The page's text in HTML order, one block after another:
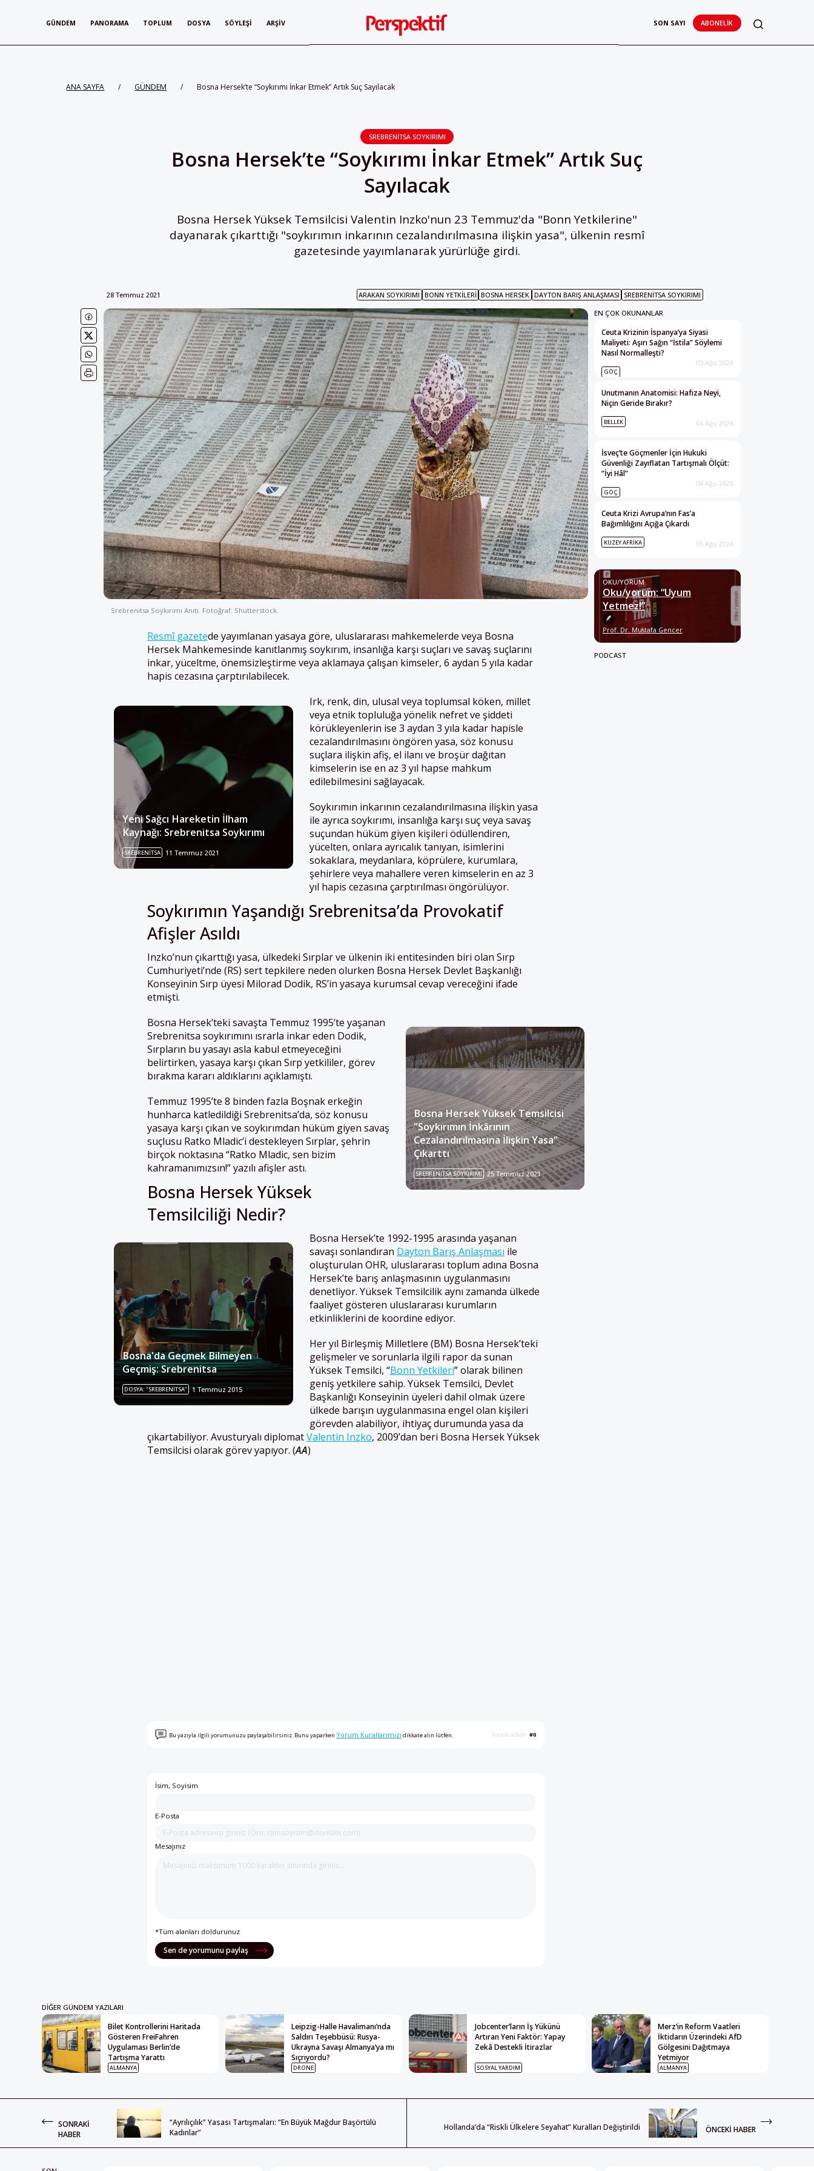
GÜNDEM PANORAMA TOPLUM DOSYA SÖYLEŞI ARŞIV SON SAYI ABONELIK
ANA SAYFA / GÜNDEM / Bosna Hersek’te “Soykırımı İnkar Etmek” Artık Suç Sayılacak
SREBRENITSA SOYKIRIMI
Bosna Hersek’te “Soykırımı İnkar Etmek” Artık Suç
Sayılacak
Bosna Hersek Yüksek Temsilcisi Valentin Inzko'nun 23 Temmuz'da "Bonn Yetkilerine"
dayanarak çıkarttığı "soykırımın inkarının cezalandırılmasına ilişkin yasa", ülkenin resmî
gazetesinde yayımlanarak yürürlüğe girdi.
28 Temmuz 2021 ARAKAN SOYKIRIMI BONN YETKILERI BOSNA HERSEK DAYTON BARIŞ ANLAŞMASI SREBRENITSA SOYKIRIMI
Srebrenitsa Soykırımı Anıtı. Fotoğraf: Shutterstock.
Resmî gazetede yayımlanan yasaya göre, uluslararası mahkemelerde veya Bosna
Hersek Mahkemesinde kanıtlanmış soykırım, insanlığa karşı suçları ve savaş suçlarını
inkar, yüceltme, önemsizleştirme veya aklamaya çalışan kimseler, 6 aydan 5 yıla kadar
hapis cezasına çarptırılabilecek.
Yeni Sağcı Hareketin İlham
Kaynağı: Srebrenitsa Soykırımı
SREBRENITSA 11 Temmuz 2021
Irk, renk, din, ulusal veya toplumsal köken, millet
veya etnik topluluğa yönelik nefret ve şiddeti
körükleyenlerin ise 3 aydan 3 yıla kadar hapisle
cezalandırılmasını öngören yasa, söz konusu
suçlara ilişkin afiş, el ilanı ve broşür dağıtan
kimselerin ise en az 3 yıl hapse mahkum
edilebilmesini sağlayacak.
Soykırımın inkarının cezalandırılmasına ilişkin yasa
ile ayrıca soykırımı, insanlığa karşı suç veya savaş
suçundan hüküm giyen kişileri ödüllendiren,
yücelten, onlara ayrıcalık tanıyan, isimlerini
sokaklara, meydanlara, köprülere, kurumlara,
şehirlere veya mahallere veren kimselerin en az 3
yıl hapis cezasına çarptırılması öngörülüyor.
Soykırımın Yaşandığı Srebrenitsa’da Provokatif
Afişler Asıldı
Inzko’nun çıkarttığı yasa, ülkedeki Sırplar ve ülkenin iki entitesinden biri olan Sırp
Cumhuriyeti’nde (RS) sert tepkilere neden olurken Bosna Hersek Devlet Başkanlığı
Konseyinin Sırp üyesi Milorad Dodik, RS’in yasaya kurumsal cevap vereceğini ifade
etmişti.
Bosna Hersek Yüksek Temsilcisi
"Soykırımın İnkârının
Cezalandırılmasına İlişkin Yasa"
Çıkarttı
SREBRENITSA SOYKIRIMI 25 Temmuz 2021
Bosna Hersek’teki savaşta Temmuz 1995’te yaşanan
Srebrenitsa soykırımını ısrarla inkar eden Dodik,
Sırpların bu yasayı asla kabul etmeyeceğini
belirtirken, yasaya karşı çıkan Sırp yetkililer, görev
bırakma kararı aldıklarını açıklamıştı.
Temmuz 1995’te 8 binden fazla Boşnak erkeğin
hunharca katledildiği Srebrenitsa’da, söz konusu
yasaya karşı çıkan ve soykırımdan hüküm giyen savaş
suçlusu Ratko Mladic’i destekleyen Sırplar, şehrin
birçok noktasına “Ratko Mladic, sen bizim
kahramanımızsın!” yazılı afişler astı.
Bosna Hersek Yüksek
Temsilciliği Nedir?
Bosna'da Geçmek Bilmeyen
Geçmiş: Srebrenitsa
DOSYA: "SREBRENITSA" 1 Temmuz 2015
Bosna Hersek’te 1992-1995 arasında yaşanan
savaşı sonlandıran Dayton Barış Anlaşmasıile
oluşturulan OHR, uluslararası toplum adına Bosna
Hersek’te barış anlaşmasının uygulanmasını
denetliyor. Yüksek Temsilcilik aynı zamanda ülkede
faaliyet gösteren uluslararası kurumların
etkinliklerini de koordine ediyor.
Her yıl Birleşmiş Milletlere (BM) Bosna Hersek’teki
gelişmeler ve sorunlarla ilgili rapor da sunan
Yüksek Temsilci, “Bonn Yetkileri” olarak bilinen
geniş yetkilere sahip. Yüksek Temsilci, Devlet
Başkanlığı Konseyinin üyeleri dahil olmak üzere
ülkede barışın uygulanmasına engel olan kişileri
görevden alabiliyor, ihtiyaç durumunda yasa da
çıkartabiliyor. Avusturyalı diplomatValentin Inzko, 2009’dan beri Bosna Hersek Yüksek
Temsilcisi olarak görev yapıyor. (AA)
Bu yazıyla ilgili yorumunuzu paylaşabilirsiniz. Bunu yaparkenYorum Kurallarımızı dikkate alın lütfen. Yorum adedi #0
İsim, Soyisim
E-Posta
Mesajınız
*Tüm alanları doldurunuz
Sen de yorumunu paylaş
EN ÇOK OKUNANLAR
Ceuta Krizinin İspanya’ya Siyasi
Maliyeti: Aşırı Sağın “İstila” Söylemi
Nasıl Normalleşti?
GÖÇ
03 Ağu 2026
Unutmanın Anatomisi: Hafıza Neyi,
Niçin Geride Bırakır?
BELLEK 04 Ağu 2026
İsveç’te Göçmenler İçin Hukuki
Güvenliği Zayıflatan Tartışmalı Ölçüt:
“İyi Hâl”
GÖÇ
04 Ağu 2026
Ceuta Krizi Avrupa’nın Fas’a
Bağımlılığını Açığa Çıkardı
KUZEY AFRIKA 05 Ağu 2026
OKU/YORUM
Oku/yorum: “Uyum
Yetmez!”
Prof. Dr. Mustafa Gencer
PODCAST
DIĞER GÜNDEM YAZILARI
Bilet Kontrollerini Haritada
Gösteren FreiFahren
Uygulaması Berlin’de
Tartışma Yarattı
ALMANYA
Leipzig-Halle Havalimanı’nda
Saldırı Teşebbüsü: Rusya-
Ukrayna Savaşı Almanya’ya mı
Sıçrıyordu?
DRONE
Jobcenter’ların İş Yükünü
Artıran Yeni Faktör: Yapay
Zekâ Destekli İtirazlar
SOSYAL YARDIM
Merz’in Reform Vaatleri
İktidarın Üzerindeki AfD
Gölgesini Dağıtmaya
Yetmiyor
ALMANYA
SONRAKI
HABER
“Ayrılıçılık” Yasası Tartışmaları: “En Büyük Mağdur Başörtülü
Kadınlar”
Hollanda’da “Riskli Ülkelere Seyahat” Kuralları Değiştirildi ÖNCEKI HABER